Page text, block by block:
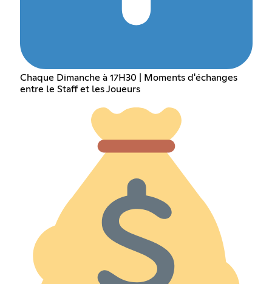
Chaque Dimanche à 17H30 | Moments d'échanges
entre le Staff et les Joueurs